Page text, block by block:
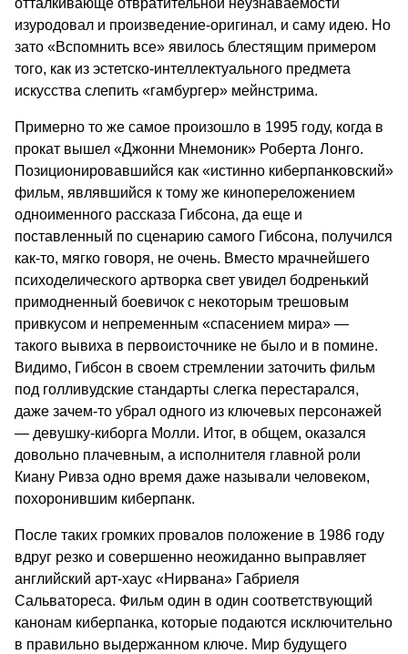
отталкивающе отвратительной неузнаваемости
изуродовал и произведение-оригинал, и саму идею. Но
зато «Вспомнить все» явилось блестящим примером
того, как из эстетско-интеллектуального предмета
искусства слепить «гамбургер» мейнстрима.
Примерно то же самое произошло в 1995 году, когда в
прокат вышел «Джонни Мнемоник» Роберта Лонго.
Позиционировавшийся как «истинно киберпанковский»
фильм, являвшийся к тому же кинопереложением
одноименного рассказа Гибсона, да еще и
поставленный по сценарию самого Гибсона, получился
как-то, мягко говоря, не очень. Вместо мрачнейшего
психоделического артворка свет увидел бодренький
примодненный боевичок с некоторым трешовым
привкусом и непременным «спасением мира» —
такого вывиха в первоисточнике не было и в помине.
Видимо, Гибсон в своем стремлении заточить фильм
под голливудские стандарты слегка перестарался,
даже зачем-то убрал одного из ключевых персонажей
— девушку-киборга Молли. Итог, в общем, оказался
довольно плачевным, а исполнителя главной роли
Киану Ривза одно время даже называли человеком,
похоронившим киберпанк.
После таких громких провалов положение в 1986 году
вдруг резко и совершенно неожиданно выправляет
английский арт-хаус «Нирвана» Габриеля
Сальватореса. Фильм один в один соответствующий
канонам киберпанка, которые подаются исключительно
в правильно выдержанном ключе. Мир будущего